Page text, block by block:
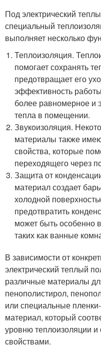
Под электрический
специальный
выполняет несколько
Теплоизоляция.
помогает сохранять
предотвращает его
эффективность
более равномерное и
тепла в помещении.
Звукоизоляция.
материалы также
свойства, которые
переходящего через
Защита от
материал создает
холодной
предотвратить
может быть особенно
таких как ванные
В зависимости от
электрический теплый
различные материалы
пенополистирол,
или специальные
материал, который
уровню теплоизоляции
свойствами.